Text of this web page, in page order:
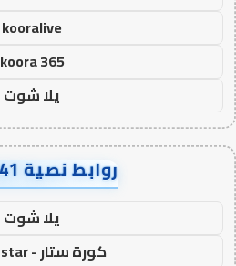
kooralive
koora 365
يلا شوت
روابط نصية AA90141
يلا شوت
كورة ستار - koora-star